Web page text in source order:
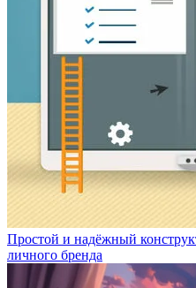
Простой и надёжный
личного бренда